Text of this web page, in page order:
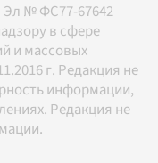
Эл № ФС77-67642
в сфере
и массовых
г. Редакция не
информации,
Редакция не